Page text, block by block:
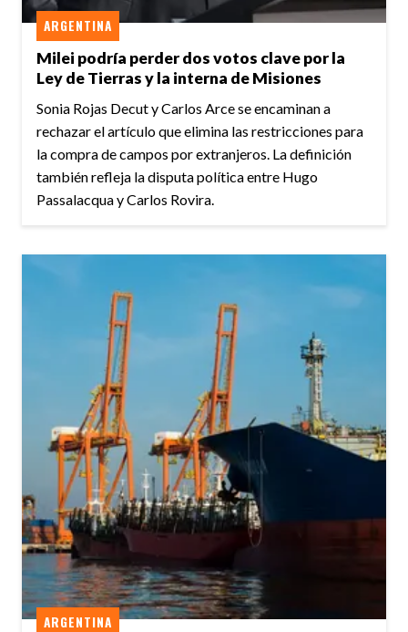
Milei podría perder dos votos clave por la
Ley de Tierras y la interna de Misiones
ARGENTINA
Sonia Rojas Decut y Carlos Arce se encaminan a
rechazar el artículo que elimina las restricciones para
la compra de campos por extranjeros. La definición
también refleja la disputa política entre Hugo
Passalacqua y Carlos Rovira.
ARGENTINA